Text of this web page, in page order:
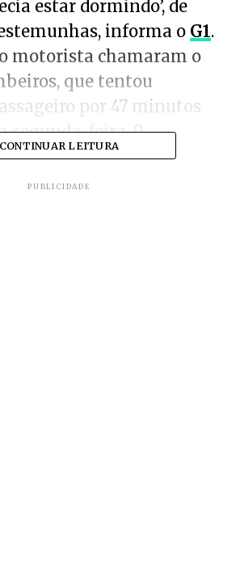
estar dormindo’, de
informa o G1.
motorista chamaram o
que tentou
por 47 minutos
segunda-feira, 9.
CONTINUAR LEITURA
PUBLICIDADE